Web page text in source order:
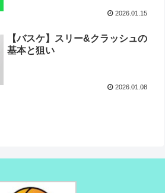
2026.01.15
【バスケ】スリー&クラッシュの
基本と狙い
2026.01.08